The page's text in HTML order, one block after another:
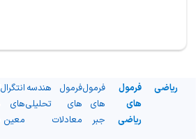
ریاضی
فرمول
های
ریاضی
فرمول
های
جبر
فرمول
های
معادلات
هندسه
تحلیلی
انتگرال
های
معین